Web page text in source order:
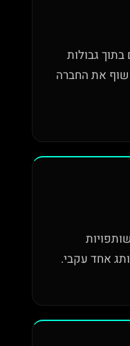
גבולות
את החברה
אחד עקבי.